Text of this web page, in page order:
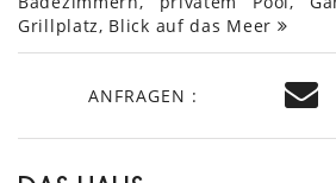
Grillplatz, Blick auf das Meer
ANFRAGEN :